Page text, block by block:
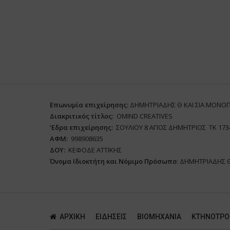
Επωνυμία επιχείρησης: ΔΗΜΗΤΡΙΑΔΗΣ Θ ΚΑΙ ΣΙΑ
Διακριτικός τίτλος: ΟΜΙΝD CREATIVES
‘Eδρα επιχείρησης: ΣΟΥΛΙΟΥ 8 ΑΓΙΟΣ ΔΗΜΗΤΡΙΟΣ ΤΚ
ΑΦΜ: 998908635
ΔΟΥ: ΚΕΦΟΔΕ ΑΤΤΙΚΗΣ
Όνομα Ιδιοκτήτη και Νόμιμο Πρόσωπο: ΔΗΜΗΤΡΙΑΔΗΣ
ΑΡΧΙΚΗ ΕΙΔΗΣΕΙΣ ΒΙΟΜΗΧΑΝΙΑ